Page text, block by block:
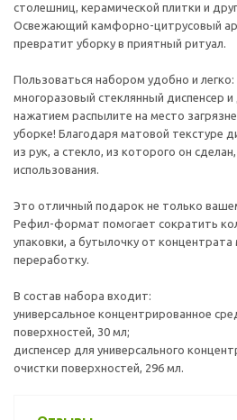
столешниц, керамической плитки и
Освежающий камфорно-цитрусовый
превратит уборку в приятный ритуал.
Пользоваться набором удобно и
многоразовый стеклянный диспенсер
нажатием распылите на место
уборке! Благодаря матовой текстуре
из рук, а стекло, из которого он
использования.
Это отличный подарок не только
Рефил-формат помогает сократить
упаковки, а бутылочку от
переработку.
В состав набора входит:
универсальное концентрированное
поверхностей, 30 мл;
диспенсер для универсального
очистки поверхностей, 296 мл.